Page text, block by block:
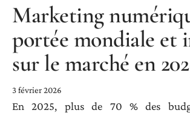
Marketing
portée mondiale et
sur le marché en
3 février 2026
En 2025, plus de 70 % des